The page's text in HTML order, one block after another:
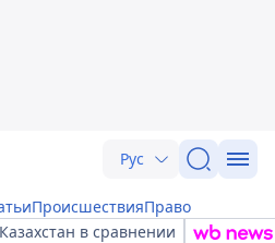
Рус
ПроисшествияПраво
в сравнении